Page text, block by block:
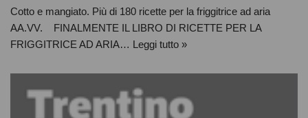
Cotto e mangiato. Più di 180 ricette per la friggitrice ad aria
AA.VV. FINALMENTE IL LIBRO DI RICETTE PER LA
FRIGGITRICE AD ARIA… Leggi tutto »